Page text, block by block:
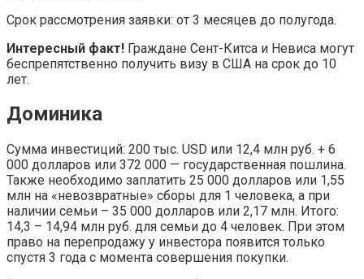
Срок рассмотрения заявки: от 3 месяцев до полугода.
Интересный факт! Граждане Сент-Китса и Невиса могут
беспрепятственно получить визу в США на срок до 10
лет.
Доминика
Сумма инвестиций: 200 тыс. USD или 12,4 млн руб. + 6
000 долларов или 372 000 — государственная пошлина.
Также необходимо заплатить 25 000 долларов или 1,55
млн на «невозвратные» сборы для 1 человека, а при
наличии семьи – 35 000 долларов или 2,17 млн. Итого:
14,3 – 14,94 млн руб. для семьи до 4 человек. При этом
право на перепродажу у инвестора появится только
спустя 3 года с момента совершения покупки.